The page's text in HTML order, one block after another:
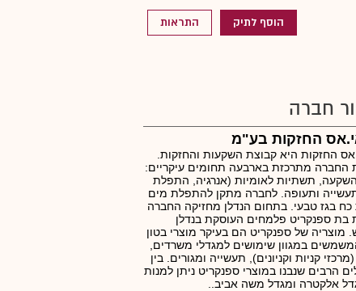
הוסף לתיק התראות
חברה
החזקות בע"מ
החזקות היא קבוצת השקעות והחזקות.
החברה מתרכזת בארבעה תחומים עיקריים:
תשתיות לאומיות (אנרגיה, התפלת
ותעופה. לחברה מתקן להתפלת מים
כח בגז טבעי. בתחום הנדלן מחזיקה החברה
בת ספנקריט פלמחים העוסקת בנדלן
מוצריה של ספנקריט הם בעיקר מוצרי בטון
במגוון שימושים למגדלי משרדים,
קניות וקניונים), תעשייה ומגורים. בין
הרבים שנבנו במוצרי ספנקריט ניתן למנות
אלקטרה ומגדל משה אביב..